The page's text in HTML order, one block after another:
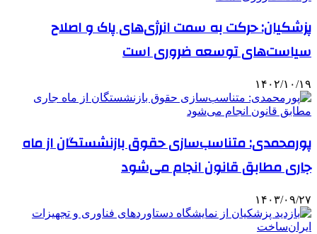
پزشکیان: حرکت به سمت انرژی‌های پاک و اصلاح
سیاست‌های توسعه ضروری است
۱۴۰۲/۱۰/۱۹
پورمحمدی: متناسب‌سازی حقوق بازنشستگان از ماه
جاری مطابق قانون انجام می‌شود
۱۴۰۳/۰۹/۲۷